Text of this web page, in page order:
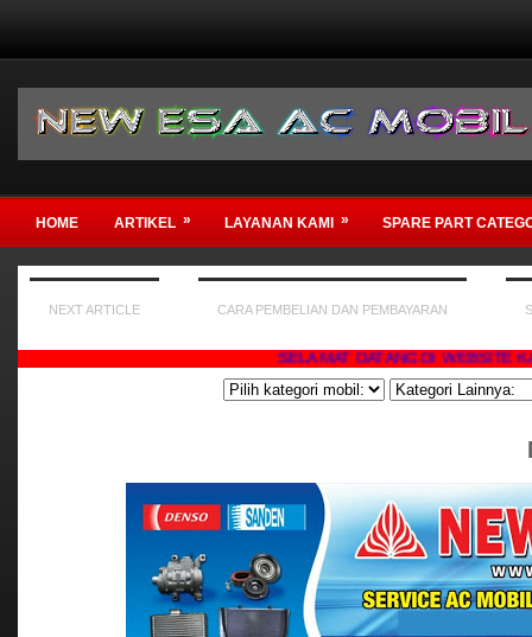
HOME ARTIKEL » LAYANAN KAMI » SPARE PART
NEXT ARTICLE CARA PEMBELIAN DAN PEMBAYARAN
SELAMAT DATANG DI WEBSITE KAMI ,